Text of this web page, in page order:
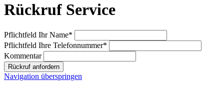
Rückruf Service
Pflichtfeld Ihr Name*
Pflichtfeld Ihre Telefonnummer*
Kommentar
Rückruf anfordern
Navigation überspringen